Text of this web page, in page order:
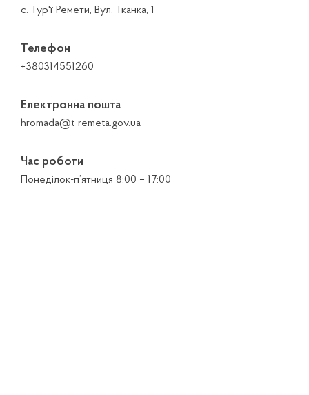
с. Тур'ї Ремети, Вул. Тканка, 1
Телефон
+380314551260
Електронна пошта
hromada@t-remeta.gov.ua
Час роботи
Понеділок-п’ятниця 8:00 – 17:00